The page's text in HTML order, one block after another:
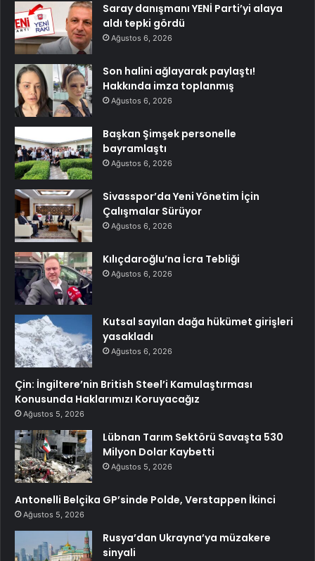
Saray danışmanı YENİ Parti’yi alaya
aldı tepki gördü
Ağustos 6, 2026
Son halini ağlayarak paylaştı!
Hakkında imza toplanmış
Ağustos 6, 2026
Başkan Şimşek personelle
bayramlaştı
Ağustos 6, 2026
Sivasspor’da Yeni Yönetim İçin
Çalışmalar Sürüyor
Ağustos 6, 2026
Kılıçdaroğlu’na İcra Tebliği
Ağustos 6, 2026
Kutsal sayılan dağa hükümet girişleri
yasakladı
Ağustos 6, 2026
Çin: İngiltere’nin British Steel’i Kamulaştırması
Konusunda Haklarımızı Koruyacağız
Ağustos 5, 2026
Lübnan Tarım Sektörü Savaşta 530
Milyon Dolar Kaybetti
Ağustos 5, 2026
Antonelli Belçika GP’sinde Polde, Verstappen İkinci
Ağustos 5, 2026
Rusya’dan Ukrayna’ya müzakere
sinyali